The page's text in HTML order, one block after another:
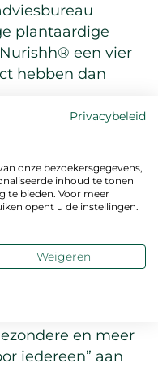
plantaardige
een vier
hebben dan
de lancering
basis in
paar maanden
de lancering van
en meer
iedereen” aan
Privacybeleid
onze bezoekersgegevens,
inhoud te tonen
te bieden. Voor meer
opent u de instellingen.
Weigeren